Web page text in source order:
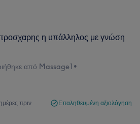
η υπάλληλος με γνώση
από Massage1 •
πριν Επαληθευμένη αξιολόγηση